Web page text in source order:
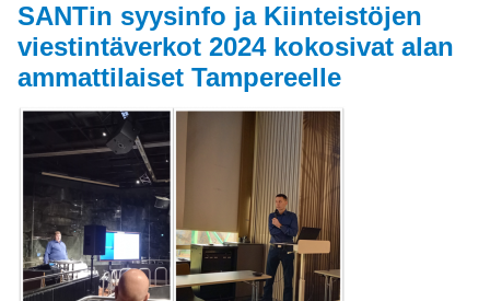
SANTin syysinfo ja Kiinteistöjen
viestintäverkot 2024 kokosivat alan
ammattilaiset Tampereelle